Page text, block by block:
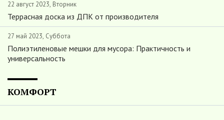
22 август 2023, Вторник
Террасная доска из ДПК от производителя
27 май 2023, Суббота
Полиэтиленовые мешки для мусора: Практичность и
универсальность
КОМФОРТ